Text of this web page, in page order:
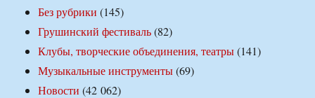
Без рубрики (145)
Грушинский фестиваль(82)
Клубы, творческие объединения, театры(141)
Музыкальные инструменты(69)
Новости (42 062)